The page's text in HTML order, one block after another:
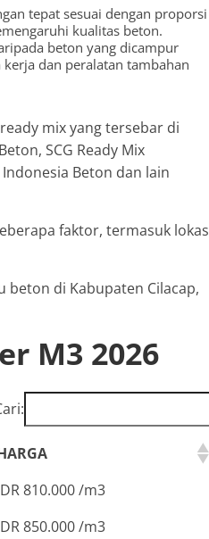
tepat sesuai dengan proporsi
kualitas beton.
beton yang dicampur
dan peralatan tambahan
mix yang tersebar di
SCG Ready Mix
Beton dan lain
faktor, termasuk
beton di Kabupaten Cilacap,
M3 2026
810.000 /m3
850.000 /m3